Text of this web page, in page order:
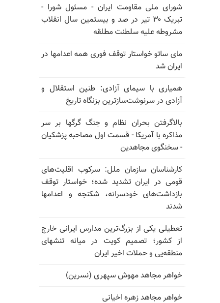
شورای ملی مقاومت ایران - مسئول شورا -
تبریک ۳۰ تیر در صد و بیستمین سال انقلاب
مشروطه علیه سلطنت مطلقه
مای ساتو خواستار توقف فوری همه اعدامها در
ایران شد
همیاری با سیمای آزادی: طنین استقلال و
آزادی در سرنوشت‌سازترین بزنگاه تاریخ
بالا‌گرفتن بحران نظام و جنگ گرگها بر سر
مذاکره با آمریکا - قسمت اول مصاحبه پزشکیان
- سخنگوی مجاهدین
کارشناسان سازمان ملل: سرکوب اقلیت‌های
قومی در ایران تشدید شده؛ خواستار توقف
بازداشت‌های خودسرانه، شکنجه و اعدامها
شدند
تعطیلی یکی از بزرگ‌ترین مدارس ایرانی خارج
از کشور؛ تصمیم کویت در میانه تنشهای
منطقه‌یی و حملات اخیر ایران
خواهر مجاهد مهوش سپهری (نسرین)
خواهر مجاهد زهره اخیانی